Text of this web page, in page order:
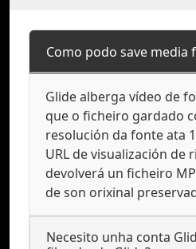
Como podo save media
Glide alberga vídeo de
que o ficheiro gardado
resolución da fonte ata
URL de visualización de
devolverá un ficheiro
de son orixinal
Necesito unha conta